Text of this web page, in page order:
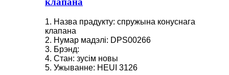
1. Назва прадукту: спружына конуснага
клапана
2. Нумар мадэлі: DPS00266
3. Брэнд:
4. Стан: зусім новы
5. Ужыванне: HEUI 3126